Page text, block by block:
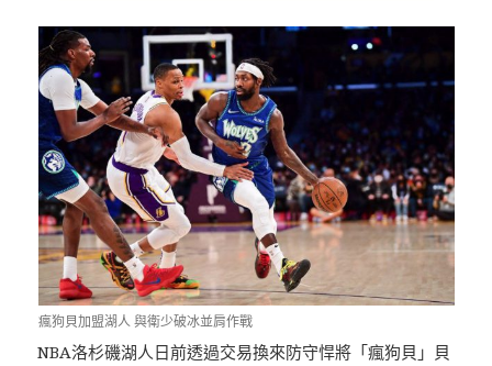
瘋狗貝加盟湖人 與衛少破冰並肩作戰
NBA洛杉磯湖人日前透過交易換來防守悍將「瘋狗貝」貝